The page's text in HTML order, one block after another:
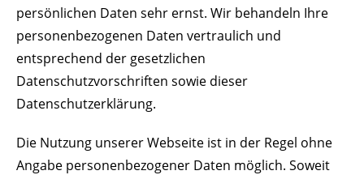
persönlichen Daten sehr ernst. Wir behandeln Ihre
personenbezogenen Daten vertraulich und
entsprechend der gesetzlichen
Datenschutzvorschriften sowie dieser
Datenschutzerklärung.
Die Nutzung unserer Webseite ist in der Regel ohne
Angabe personenbezogener Daten möglich. Soweit